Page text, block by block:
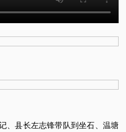
、县长左志锋带队到坐石、温塘